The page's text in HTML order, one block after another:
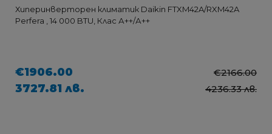
Хиперинверторен климатик Daikin FTXM42A/RXM42A
Perfera , 14 000 BTU, Клас А++/А++
€1906.00 €2166.00
3727.81 лв. 4236.33 лв.